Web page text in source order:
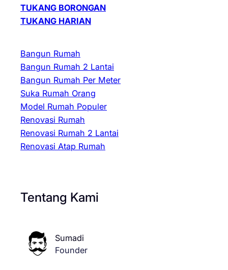
TUKANG BORONGAN
TUKANG HARIAN
Bangun Rumah
Bangun Rumah 2 Lantai
Bangun Rumah Per Meter
Suka Rumah Orang
Model Rumah Populer
Renovasi Rumah
Renovasi Rumah 2 Lantai
Renovasi Atap Rumah
Tentang Kami
Sumadi
Founder